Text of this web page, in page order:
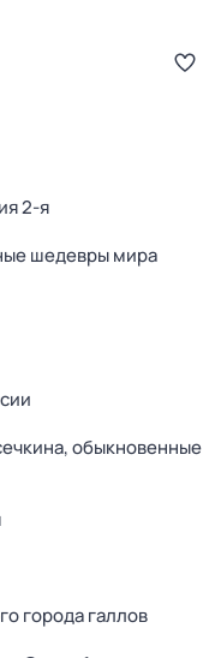
2-я
шедевры мира
обыкновенные
города галлов